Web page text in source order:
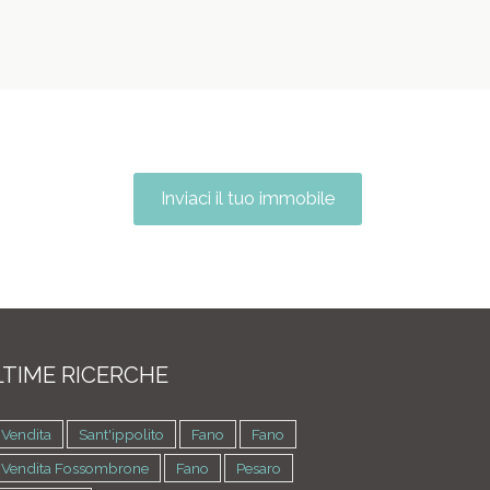
Inviaci il tuo immobile
RICERCHE
Sant'ippolito Fano
Fano
Vendita Fossombrone
Fano Pesaro